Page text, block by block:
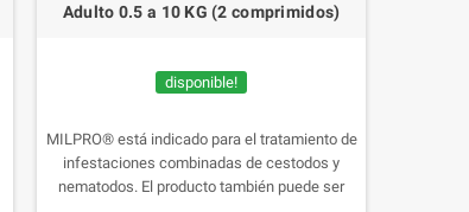
Adulto 0.5 a 10 KG (2 comprimidos)
disponible!
MILPRO® está indicado para el tratamiento de
infestaciones combinadas de cestodos y
nematodos. El producto también puede ser